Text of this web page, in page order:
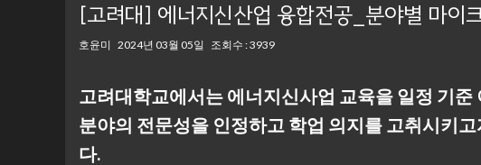
[고려대] 에너지신산업 융합전공_분야별 마이
호윤미 2024년 03월 05일 조회수 : 3939
고려대학교에서는 에너지신사업 교육을 일정 기
분야의 전문성을 인정하고 학업 의지를 고취시키
다.